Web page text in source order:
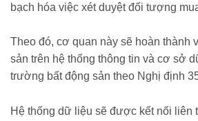
bạch hóa việc xét duyệt đối tượng
Theo đó, cơ quan này sẽ hoàn thành
sản trên hệ thống thông tin và cơ sở
trường bất động sản theo Nghị định
Hệ thống dữ liệu sẽ được kết nối liên